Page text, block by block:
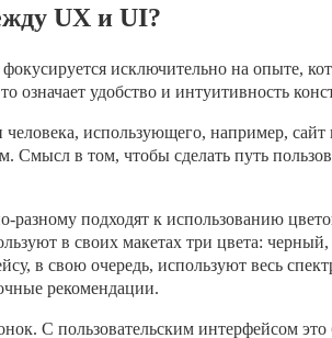
UX и UI?
исключительно на опыте,
означает удобство и интуитивность
использующего, например,
Смысл в том, чтобы сделать путь
подходят к использованию
в своих макетах три цвета:
в свою очередь, используют весь
рекомендации.
С пользовательским интерфейсом это